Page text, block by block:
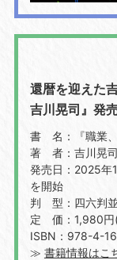
還暦を迎えた
吉川晃司』発
書 名：『職業、
著 者：吉川晃司
発売日：2025
を開始
判 型：四六判
定 価：1,980円
ISBN：978-4-
≫ 書籍情報はこ